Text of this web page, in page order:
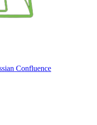
Confluence